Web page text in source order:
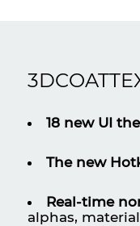
18 new UI
The new
Real-time
alphas,